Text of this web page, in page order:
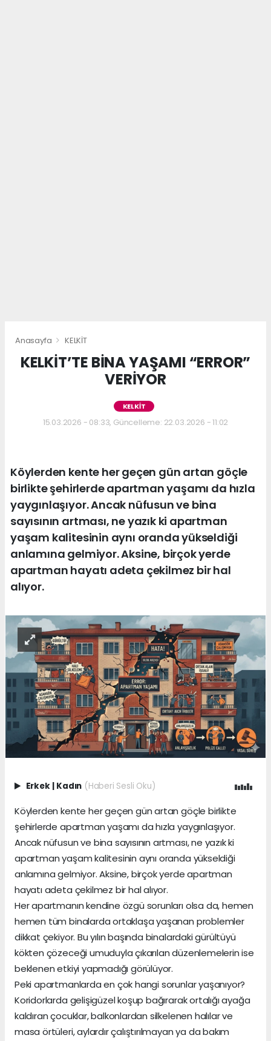
Anasayfa KELKİT
KELKİT’TE BİNA YAŞAMI “ERROR”
VERİYOR
KELKİT
15.03.2026 - 08:33, Güncelleme: 22.03.2026 - 11:02
Köylerden kente her geçen gün artan göçle
birlikte şehirlerde apartman yaşamı da hızla
yaygınlaşıyor. Ancak nüfusun ve bina
sayısının artması, ne yazık ki apartman
yaşam kalitesinin aynı oranda yükseldiği
anlamına gelmiyor. Aksine, birçok yerde
apartman hayatı adeta çekilmez bir hal
alıyor.
Erkek | Kadın (Haberi Sesli Oku)
Köylerden kente her geçen gün artan göçle birlikte
şehirlerde apartman yaşamı da hızla yaygınlaşıyor.
Ancak nüfusun ve bina sayısının artması, ne yazık ki
apartman yaşam kalitesinin aynı oranda yükseldiği
anlamına gelmiyor. Aksine, birçok yerde apartman
hayatı adeta çekilmez bir hal alıyor.
Her apartmanın kendine özgü sorunları olsa da, hemen
hemen tüm binalarda ortaklaşa yaşanan problemler
dikkat çekiyor. Bu yılın başında binalardaki gürültüyü
kökten çözeceği umuduyla çıkarılan düzenlemelerin ise
beklenen etkiyi yapmadığı görülüyor.
Peki apartmanlarda en çok hangi sorunlar yaşanıyor?
Koridorlarda gelişigüzel koşup bağırarak ortalığı ayağa
kaldıran çocuklar, balkonlardan silkelenen halılar ve
masa örtüleri, aylardır çalıştırılmayan ya da bakım